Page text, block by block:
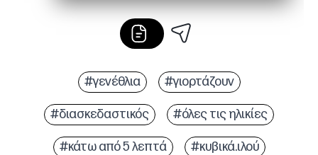
#γενέθλια #γιορτάζουν
#διασκεδαστικός #όλες τις ηλικίες
#κάτω από 5 λεπτά #κυβικά.ιλού